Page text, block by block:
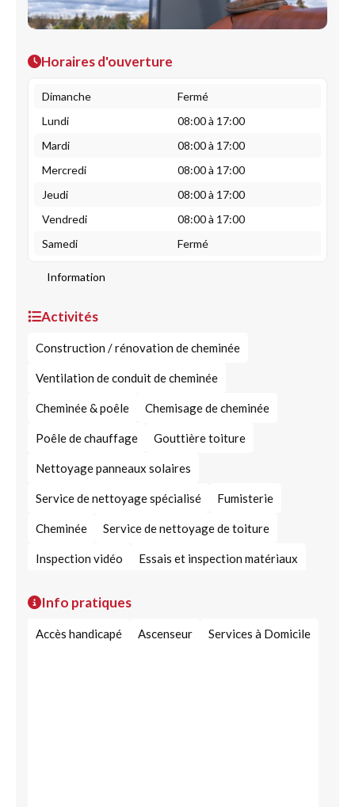
Horaires d'ouverture
Dimanche
Fermé
Lundi
08:00 à 17:00
Mardi
08:00 à 17:00
Mercredi
08:00 à 17:00
Jeudi
08:00 à 17:00
Vendredi
08:00 à 17:00
Samedi
Fermé
Information
Activités
Construction / rénovation de cheminée
Ventilation de conduit de cheminée
Cheminée & poêle Chemisage de cheminée
Poêle de chauffage Gouttière toiture
Nettoyage panneaux solaires
Service de nettoyage spécialisé Fumisterie
Cheminée Service de nettoyage de toiture
Inspection vidéo Essais et inspection matériaux
purification d'air
Info pratiques
Accès handicapé Ascenseur Services à Domicile